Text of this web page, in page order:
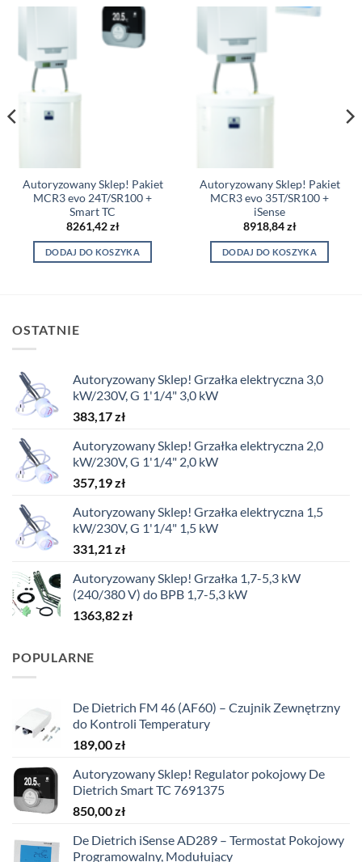
Autoryzowany Sklep! Pakiet
MCR3 evo 24T/SR100 +
Smart TC
8261,42zł
DODAJ DO KOSZYKA
Autoryzowany Sklep! Pakiet
MCR3 evo 35T/SR100 +
iSense
8918,84zł
DODAJ DO KOSZYKA
OSTATNIE
Autoryzowany Sklep! Grzałka elektryczna 3,0
kW/230V, G 1'1/4" 3,0 kW
383,17zł
Autoryzowany Sklep! Grzałka elektryczna 2,0
kW/230V, G 1'1/4" 2,0 kW
357,19zł
Autoryzowany Sklep! Grzałka elektryczna 1,5
kW/230V, G 1'1/4" 1,5 kW
331,21zł
Autoryzowany Sklep! Grzałka 1,7-5,3 kW
(240/380 V) do BPB 1,7-5,3 kW
1363,82zł
POPULARNE
De Dietrich FM 46 (AF60) – Czujnik Zewnętrzny
do Kontroli Temperatury
189,00zł
Autoryzowany Sklep! Regulator pokojowy De
Dietrich Smart TC 7691375
850,00zł
De Dietrich iSense AD289 – Termostat Pokojowy
Programowalny, Modułujący